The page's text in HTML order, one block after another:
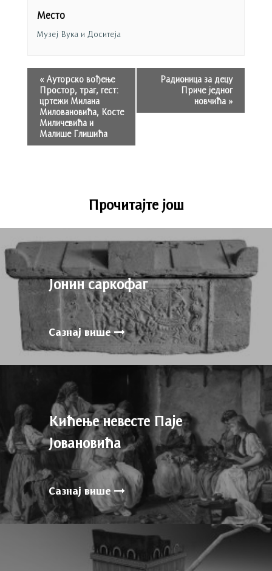
Место
Музеј Вука и Доситеја
«Ауторско вођење
Простор, траг, гест:
цртежи Милана
Миловановића, Косте
Миличевића и
Малише Глишића
Радионица за децу
Приче једног
новчића »
Прочитајте још
Јонин cаркофаг
Сазнај више
Кићење невесте Паје
Јовановића
Сазнај више